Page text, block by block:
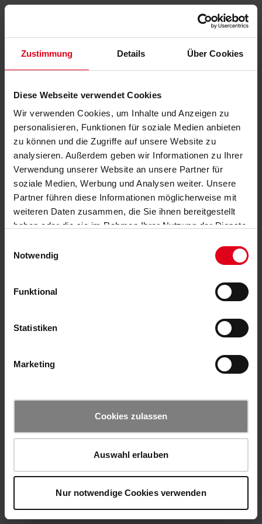
Zustimmung Details Über Cookies
Diese Webseite verwendet Cookies
Wir verwenden Cookies, um Inhalte und Anzeigen zu
personalisieren, Funktionen für soziale Medien anbieten
zu können und die Zugriffe auf unsere Website zu
analysieren. Außerdem geben wir Informationen zu Ihrer
Verwendung unserer Website an unsere Partner für
soziale Medien, Werbung und Analysen weiter. Unsere
Partner führen diese Informationen möglicherweise mit
weiteren Daten zusammen, die Sie ihnen bereitgestellt
haben oder die sie im Rahmen Ihrer Nutzung der Dienste
Notwendig
Funktional
Statistiken
Marketing
Cookies zulassen
Auswahl erlauben
Nur notwendige Cookies verwenden